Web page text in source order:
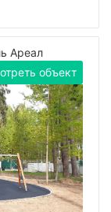
Ареал
объект